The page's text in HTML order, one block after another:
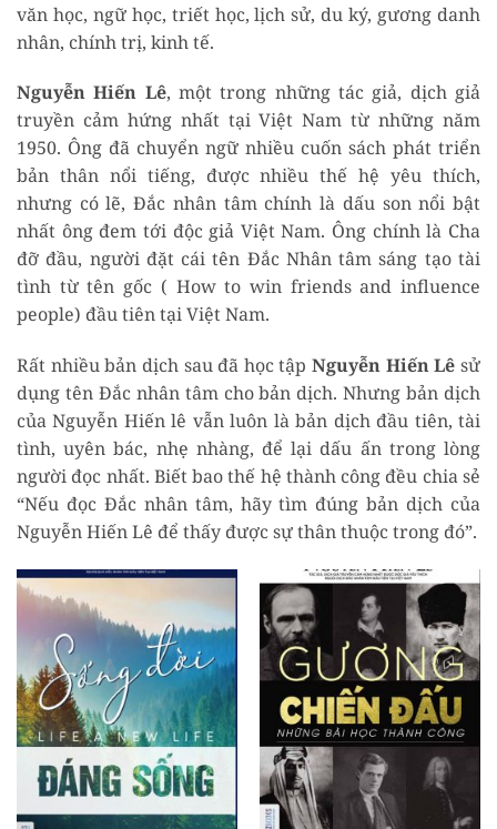
văn học, ngữ học, triết học, lịch sử, du ký, gương danh
nhân, chính trị, kinh tế.
Nguyễn Hiến Lê, một trong những tác giả, dịch giả
truyền cảm hứng nhất tại Việt Nam từ những năm
1950. Ông đã chuyển ngữ nhiều cuốn sách phát triển
bản thân nổi tiếng, được nhiều thế hệ yêu thích,
nhưng có lẽ, Đắc nhân tâm chính là dấu son nổi bật
nhất ông đem tới độc giả Việt Nam. Ông chính là Cha
đỡ đầu, người đặt cái tên Đắc Nhân tâm sáng tạo tài
tình từ tên gốc ( How to win friends and influence
people) đầu tiên tại Việt Nam.
Rất nhiều bản dịch sau đã học tậpNguyễn Hiến Lê sử
dụng tên Đắc nhân tâm cho bản dịch. Nhưng bản dịch
của Nguyễn Hiến lê vẫn luôn là bản dịch đầu tiên, tài
tình, uyên bác, nhẹ nhàng, để lại dấu ấn trong lòng
người đọc nhất. Biết bao thế hệ thành công đều chia sẻ
“Nếu đọc Đắc nhân tâm, hãy tìm đúng bản dịch của
Nguyễn Hiến Lê để thấy được sự thân thuộc trong đó”.